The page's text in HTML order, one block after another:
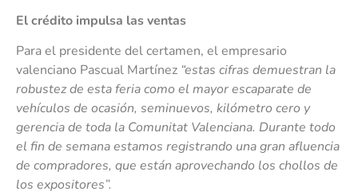
El crédito impulsa las ventas
Para el presidente del certamen, el empresario
valenciano Pascual Martínez “estas cifras demuestran la
robustez de esta feria como el mayor escaparate de
vehículos de ocasión, seminuevos, kilómetro cero y
gerencia de toda la Comunitat Valenciana. Durante todo
el fin de semana estamos registrando una gran afluencia
de compradores, que están aprovechando los chollos de
los expositores”.